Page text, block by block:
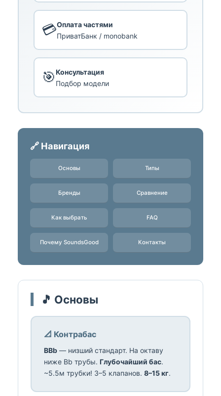
💳Оплата частями
ПриватБанк / monobank
🎯Консультация
Подбор модели
🔗 Навигация
Основы Типы
Бренды Сравнение
Как выбрать FAQ
Почему SoundsGood Контакты
🎵 Основы
📐 Контрабас
BBb — низший стандарт. На октаву
ниже Bb трубы. Глубочайший бас.
~5.5м трубки! 3–5 клапанов. 8–15 кг.